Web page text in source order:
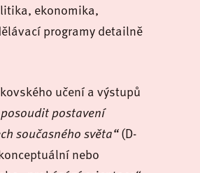
ekonomika,
programy detailně
učení a výstupů
postavení
současného světa“(D-
nebo